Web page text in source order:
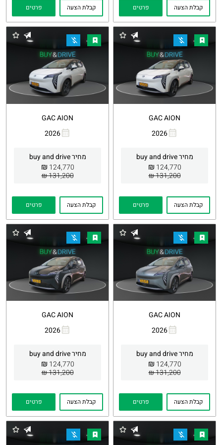
קבלת הצעה פרטים קבלת הצעה פרטים
GAC AION
2026
מחיר buy and drive
124,770
₪
131,200 ₪
Whatsapp
קבלת הצעה פרטים
GAC AION
2026
מחיר buy and drive
124,770
₪
131,200 ₪
Whatsapp
קבלת הצעה פרטים
GAC AION
2026
מחיר buy and drive
124,770
₪
131,200 ₪
Whatsapp
קבלת הצעה פרטים
GAC AION
2026
מחיר buy and drive
124,770
₪
131,200 ₪
Whatsapp
קבלת הצעה פרטים